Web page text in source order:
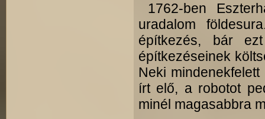
1762-ben
uradalom
építkezés, bár
építkezéseinek
Neki
írt elő, a robotot
minél magasabbra